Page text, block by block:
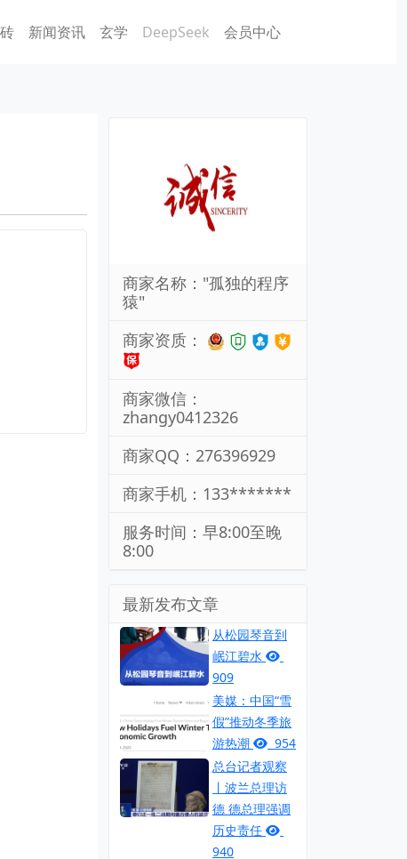
新闻资讯 玄学 DeepSeek 会员中心
商家名称："孤独的程序
猿"
商家资质：
商家微信：
zhangy0412326
商家QQ：276396929
商家手机：133*******
服务时间：早8:00至晚
8:00
最新发布文章
从松园琴音到
岷江碧水
909
美媒：中国“雪
假”推动冬季旅
游热潮
954
总台记者观察
丨波兰总理访
德 德总理强调
历史责任
940